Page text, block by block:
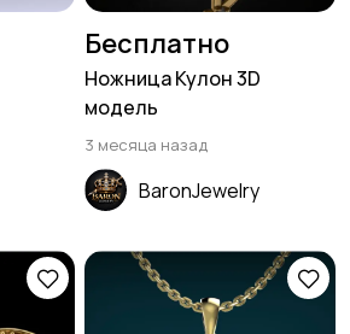
Бесплатно
Ножница Кулон 3D
модель
3 месяца назад
BaronJewelry